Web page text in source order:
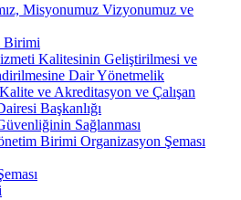
Misyonumuz Vizyonumuz ve
Birimi
Kalitesinin Geliştirilmesi ve
Dair Yönetmelik
ve Akreditasyon ve Çalışan
Başkanlığı
Sağlanması
Birimi Organizasyon Şeması